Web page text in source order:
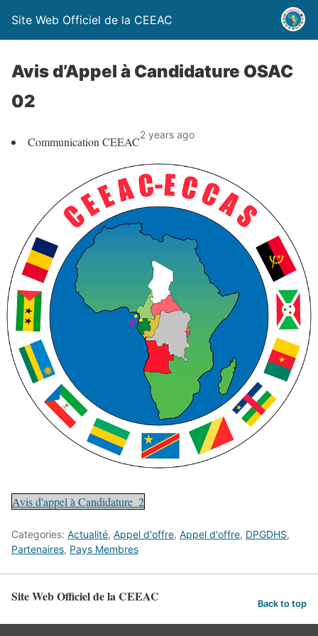
Site Web Officiel de la CEEAC
Avis d’Appel à Candidature OSAC
02
Communication CEEAC2 years ago
Avis d'appel à Candidature_2
Categories: Actualité, Appel d'offre, Appel d'offre, DPGDHS,
Partenaires, Pays Membres
Site Web Officiel de la CEEAC Back to top